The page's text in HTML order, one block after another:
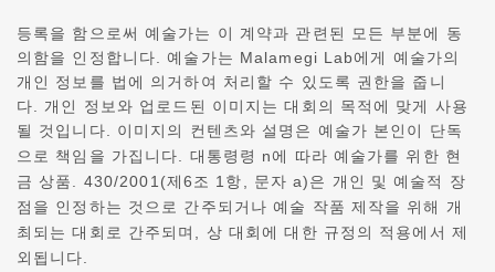
등록을 함으로써 예술가는 이 계약과 관련된 모든 부분에 동
의함을 인정합니다.예술가는 Malamegi Lab에게 예술가의
개인 정보를 법에 의거하여 처리할 수 있도록 권한을 줍니
다. 개인 정보와 업로드된 이미지는 대회의 목적에 맞게 사용
될 것입니다. 이미지의 컨텐츠와 설명은 예술가 본인이 단독
으로 책임을 가집니다. 대통령령 n에 따라 예술가를 위한 현
금 상품. 430/2001(제6조 1항, 문자 a)은 개인 및 예술적 장
점을 인정하는 것으로 간주되거나 예술 작품 제작을 위해 개
최되는 대회로 간주되며, 상 대회에 대한 규정의 적용에서 제
외됩니다.